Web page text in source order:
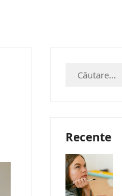
Caută
Recente